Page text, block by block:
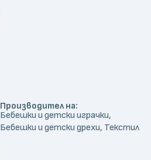
Производител на:
Бебешки и детски играчки,
Бебешки и детски дрехи, Текстил